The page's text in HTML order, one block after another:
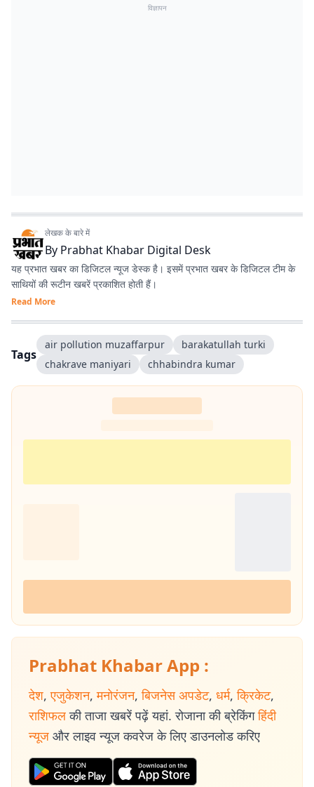
विज्ञापन
लेखक के बारे में
By Prabhat Khabar Digital Desk
यह प्रभात खबर का डिजिटल न्यूज डेस्क है। इसमें प्रभात खबर के डिजिटल टीम के
साथियों की रूटीन खबरें प्रकाशित होती हैं।
Read More
Tags
air pollution muzaffarpur
barakatullah turki
chakrave maniyari
chhabindra kumar
Prabhat Khabar App :
देश, एजुकेशन, मनोरंजन, बिजनेस अपडेट, धर्म, क्रिकेट,
राशिफल की ताजा खबरें पढ़ें यहां. रोजाना की ब्रेकिंग हिंदी
न्यूज और लाइव न्यूज कवरेज के लिए डाउनलोड करिए